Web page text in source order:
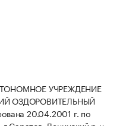
УЧРЕЖДЕНИЕ
ОЗДОРОВИТЕЛЬНЫЙ
20.04.2001 г. по